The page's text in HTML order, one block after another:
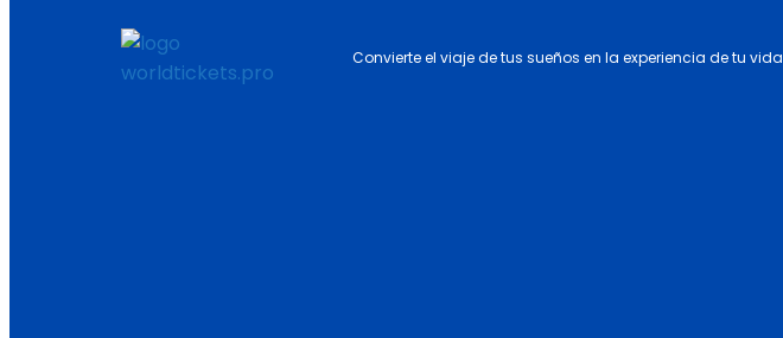
Convierte el viaje de tus sueños en la experiencia de tu vida